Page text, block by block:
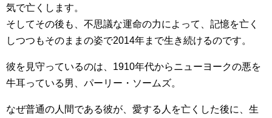
気で亡くします。
そしてその後も、不思議な運命の力によって、記憶を亡く
しつつもそのままの姿で2014年まで生き続けるのです。
彼を見守っているのは、1910年代からニューヨークの悪を
牛耳っている男、パーリー・ソームズ。
なぜ普通の人間である彼が、愛する人を亡くした後に、生